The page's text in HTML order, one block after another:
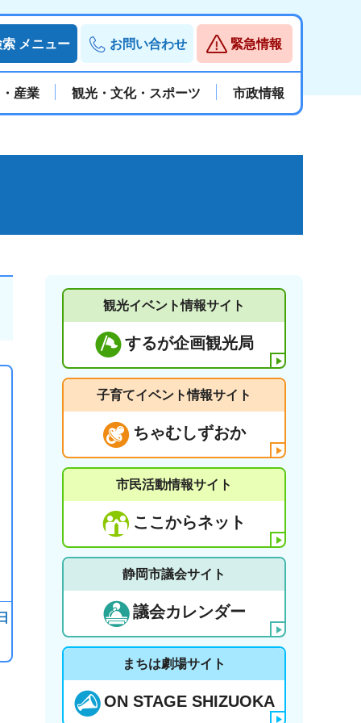
索 メニュー お問い合わせ 緊急情報
産業 観光・文化・スポーツ 市政情報
観光イベント情報サイト
するが企画観光局
子育てイベント情報サイト
ちゃむしずおか
市民活動情報サイト
ここからネット
静岡市議会サイト
議会カレンダー
まちは劇場サイト
ON STAGE SHIZUOKA